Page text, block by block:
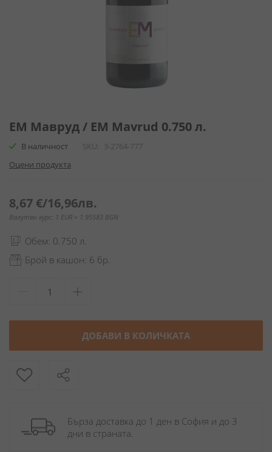
към
на
галерия
със
ЕМ Мавруд / EM Mavrud 0.750 л.
В наличност SKU
3-2764-777
Оцени продукта
8,67 €/16,96лв.
Валутен курс: 1 EUR = 1.95583 BGN
Обем: 0.750 л.
Брой в кашон: 6 бр.
ДОБАВИ В КОЛИЧКАТА
Бърза доставка до 1 ден в София и до 3
дни в страната.